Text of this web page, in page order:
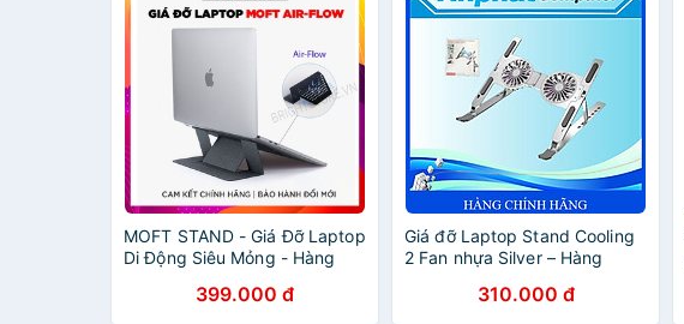
MOFT STAND - Giá Đỡ Laptop
Di Động Siêu Mỏng - Hàng
399.000 đ
Giá đỡ Laptop Stand Cooling
2 Fan nhựa Silver – Hàng
310.000 đ